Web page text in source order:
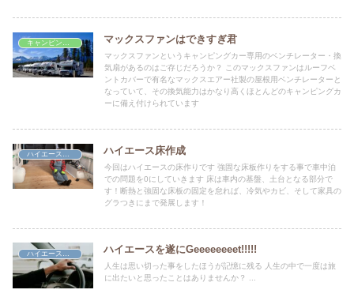
マックスファンはできすぎ君
マックスファンというキャンピングカー専用のベンチレーター・換
気扇があるのはご存じだろうか？ このマックスファンはルーフベ
ントカバーで有名なマックスエアー社製の屋根用ベンチレーターと
なっていて、その換気能力はかなり高くほとんどのキャンピングカ
ーに備え付けられています
ハイエース床作成
今回はハイエースの床作りです 強固な床板作りをする事で車中泊
での問題を0にしていきます 床は車内の基盤、土台となる部分で
す！断熱と強固な床板の固定を怠れば、冷気やカビ、そして家具の
グラつきにまで発展します！
ハイエースを遂にGeeeeeeeet!!!!!
人生は思い切った事をしたほうが記憶に残る 人生の中で一度は旅
に出たいと思ったことはありませんか？ ...